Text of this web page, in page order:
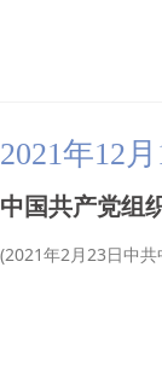
2021年12月
中国共产党组
(2021年2月23日中